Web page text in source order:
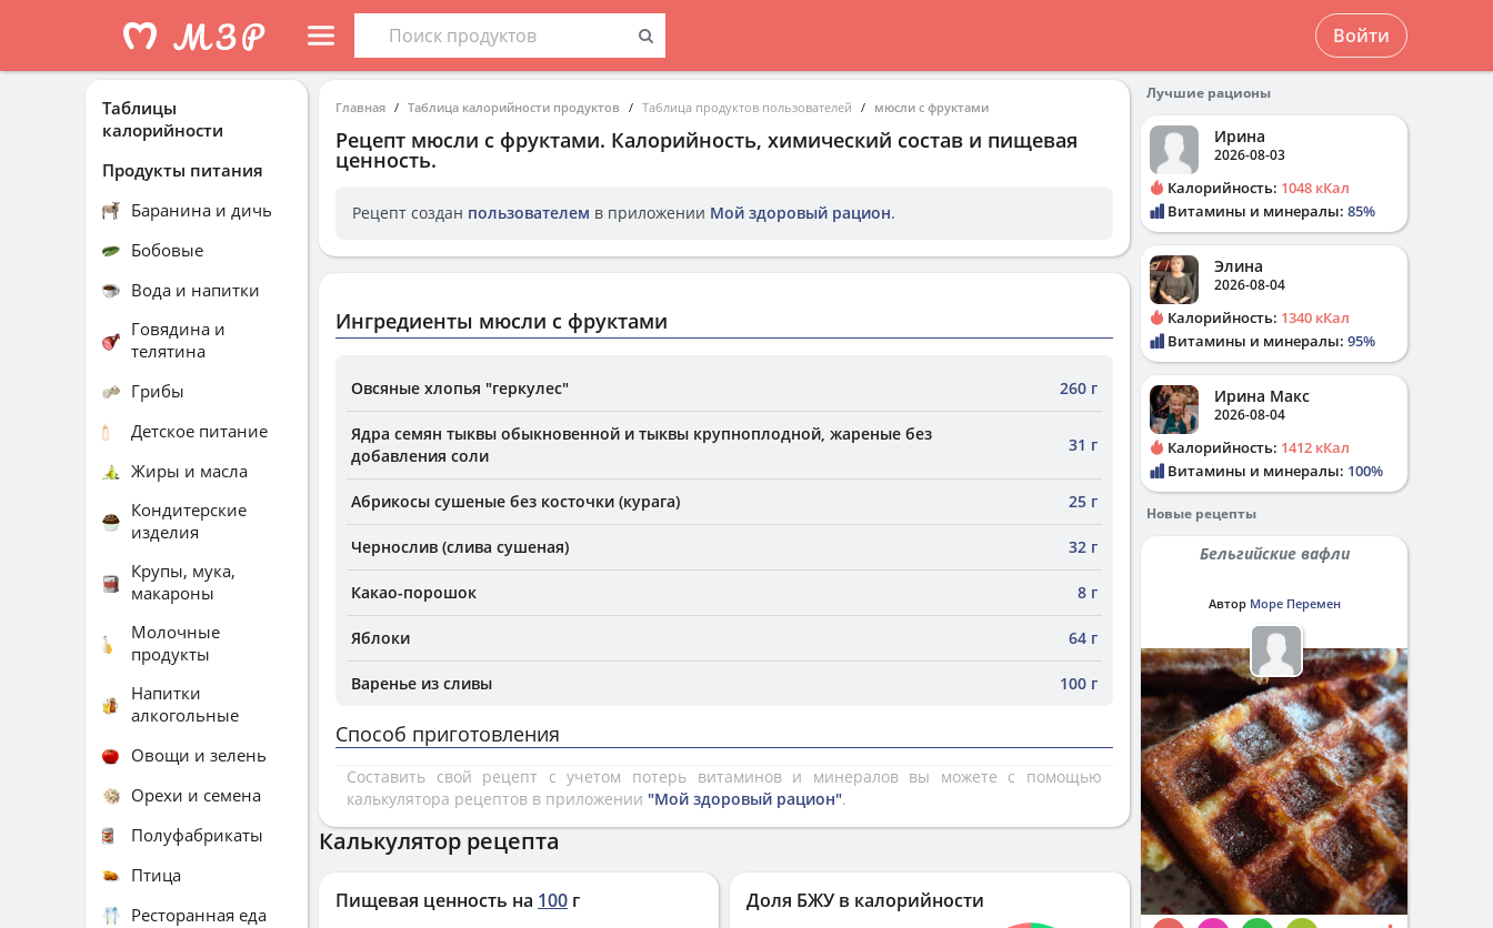
Войти
Главная Таблица калорийности продуктов Таблица продуктов пользователей мюсли с фруктами
Рецепт мюсли с фруктами. Калорийность, химический состав и пищевая
ценность.
Рецепт создан пользователем в приложении Мой здоровый рацион.
Ингредиенты мюсли с фруктами
Овсяные хлопья "геркулес" 260 г
Ядра семян тыквы обыкновенной и тыквы крупноплодной, жареные без
добавления соли
31 г
Абрикосы сушеные без косточки (курага) 25 г
Чернослив (слива сушеная) 32 г
Какао-порошок 8 г
Яблоки 64 г
Варенье из сливы 100 г
Способ приготовления
Составить свой рецепт с учетом потерь витаминов и минералов вы можете с помощью
калькулятора рецептов в приложении "Мой здоровый рацион".
Калькулятор рецепта
Пищевая ценность на 100 г Доля БЖУ в калорийности
Таблицы
калорийности
Продукты питания
Баранина и дичь
Бобовые
Вода и напитки
Говядина и
телятина
Грибы
Детское питание
Жиры и масла
Кондитерские
изделия
Крупы, мука,
макароны
Молочные
продукты
Напитки
алкогольные
Овощи и зелень
Орехи и семена
Полуфабрикаты
Птица
Ресторанная еда
Лучшие рационы
Ирина
2026-08-03
Калорийность: 1048 кКал
Витамины и минералы: 85%
Элина
2026-08-04
Калорийность: 1340 кКал
Витамины и минералы: 95%
Ирина Макс
2026-08-04
Калорийность: 1412 кКал
Витамины и минералы: 100%
Новые рецепты
Бельгийские вафли
Автор Море Перемен